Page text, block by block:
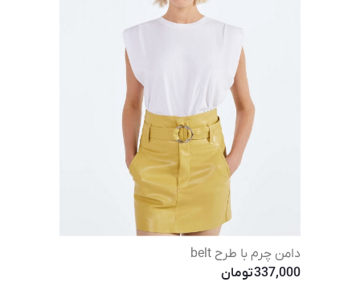
دامن چرم با طرح belt
337,000تومان